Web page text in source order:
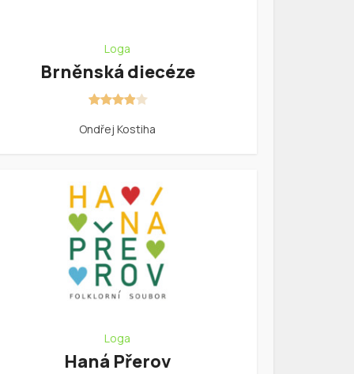
Loga
Brněnská diecéze
Ondřej Kostiha
Loga
Haná Přerov